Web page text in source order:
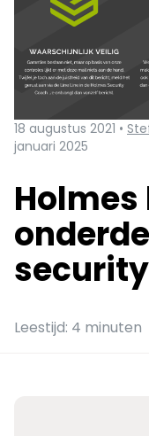
18 augustus 2021 •
januari 2025
Leestijd: 4 minuten